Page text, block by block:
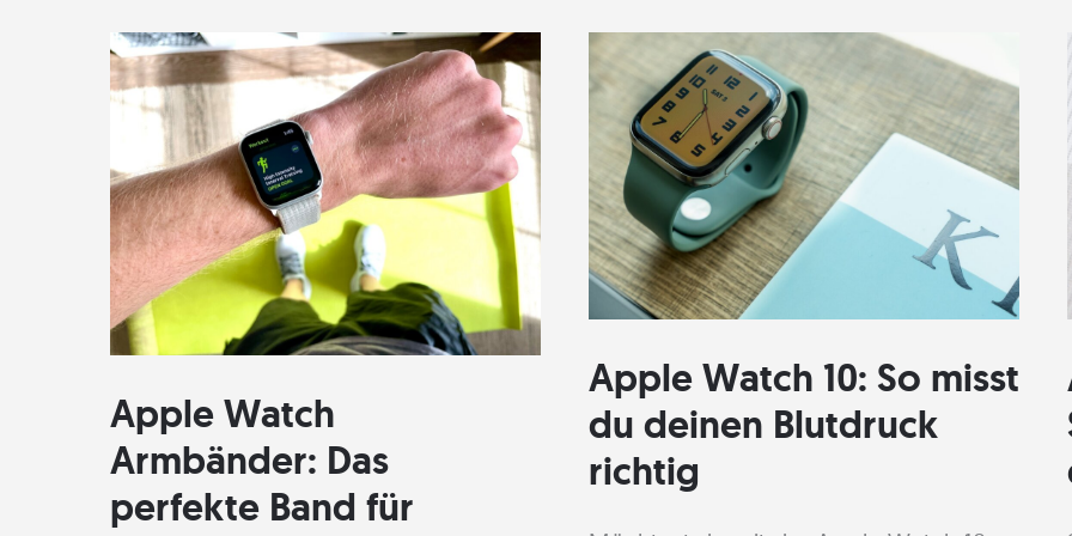
Apple Watch
Armbänder: Das
perfekte Band für
Apple Watch 10: So misst
du deinen Blutdruck
richtig